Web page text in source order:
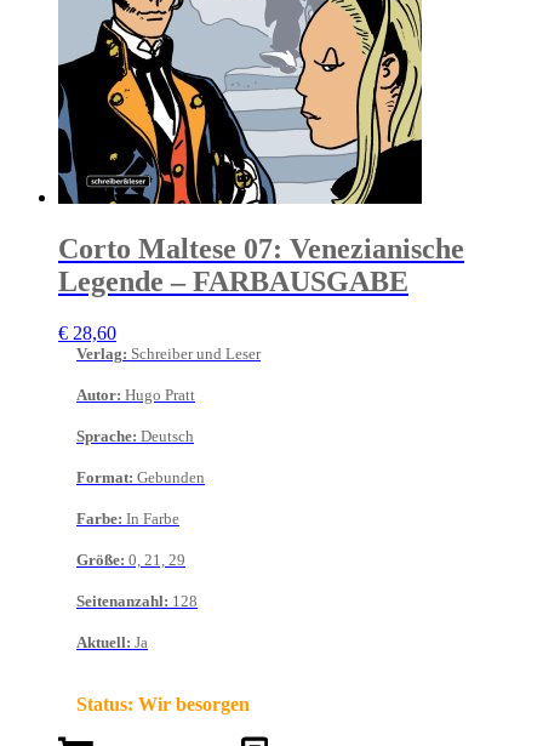
Corto Maltese 07: Venezianische
Legende – FARBAUSGABE
€ 28,60
Verlag: Schreiber und Leser
Autor: Hugo Pratt
Sprache: Deutsch
Format: Gebunden
Farbe: In Farbe
Größe: 0, 21, 29
Seitenanzahl: 128
Aktuell: Ja
Status: Wir besorgen